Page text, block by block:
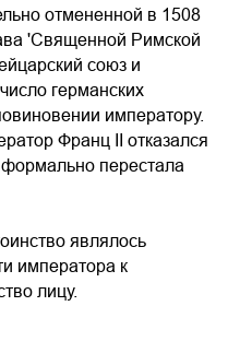
отмененной в 1508
'Священной Римской
союз и
германских
императору.
Франц II отказался
перестала
являлось
императора к
лицу.